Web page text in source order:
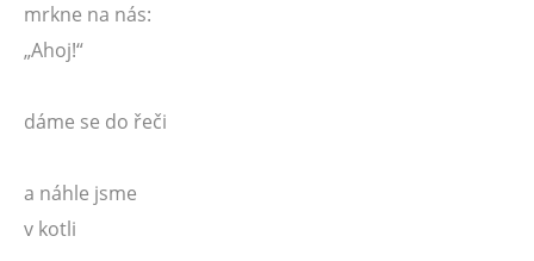
mrkne na nás:
„Ahoj!“
dáme se do řeči
a náhle jsme
v kotli